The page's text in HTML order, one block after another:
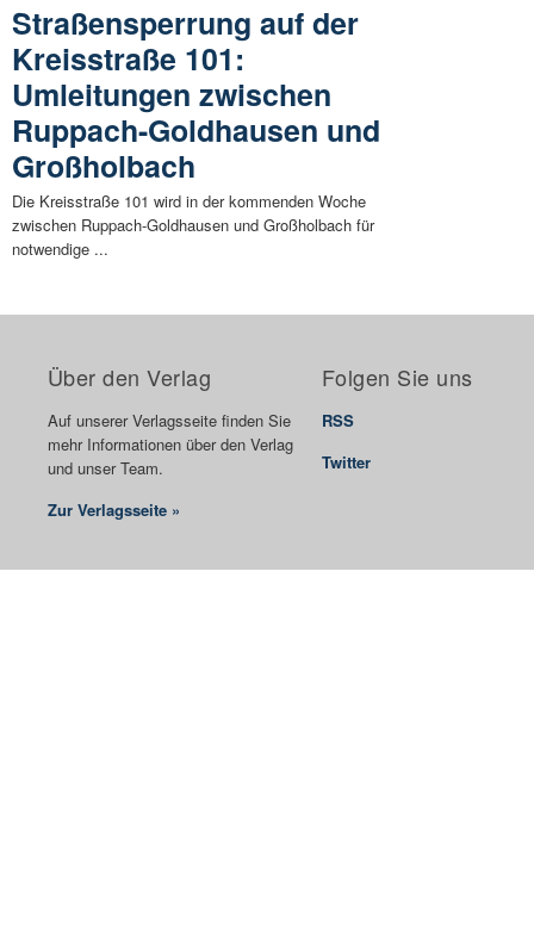
Straßensperrung auf der
Kreisstraße 101:
Umleitungen zwischen
Ruppach-Goldhausen und
Großholbach
Die Kreisstraße 101 wird in der kommenden Woche
zwischen Ruppach-Goldhausen und Großholbach für
notwendige ...
Über den Verlag
Auf unserer Verlagsseite finden Sie
mehr Informationen über den Verlag
und unser Team.
Zur Verlagsseite »
Folgen Sie uns
RSS
Twitter